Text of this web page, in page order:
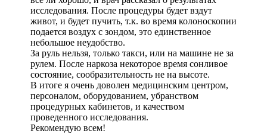
исследования. После процедуры будет вздут
живот, и будет пучить, т.к. во время колоноскопии
подается воздух с зондом, это единственное
небольшое неудобство.
За руль нельзя, только такси, или на машине не за
рулем. После наркоза некоторое время сонливое
состояние, сообразительность не на высоте.
В итоге я очень доволен медицинским центром,
персоналом, оборудованием, убранством
процедурных кабинетов, и качеством
проведенного исследования.
Рекомендую всем!